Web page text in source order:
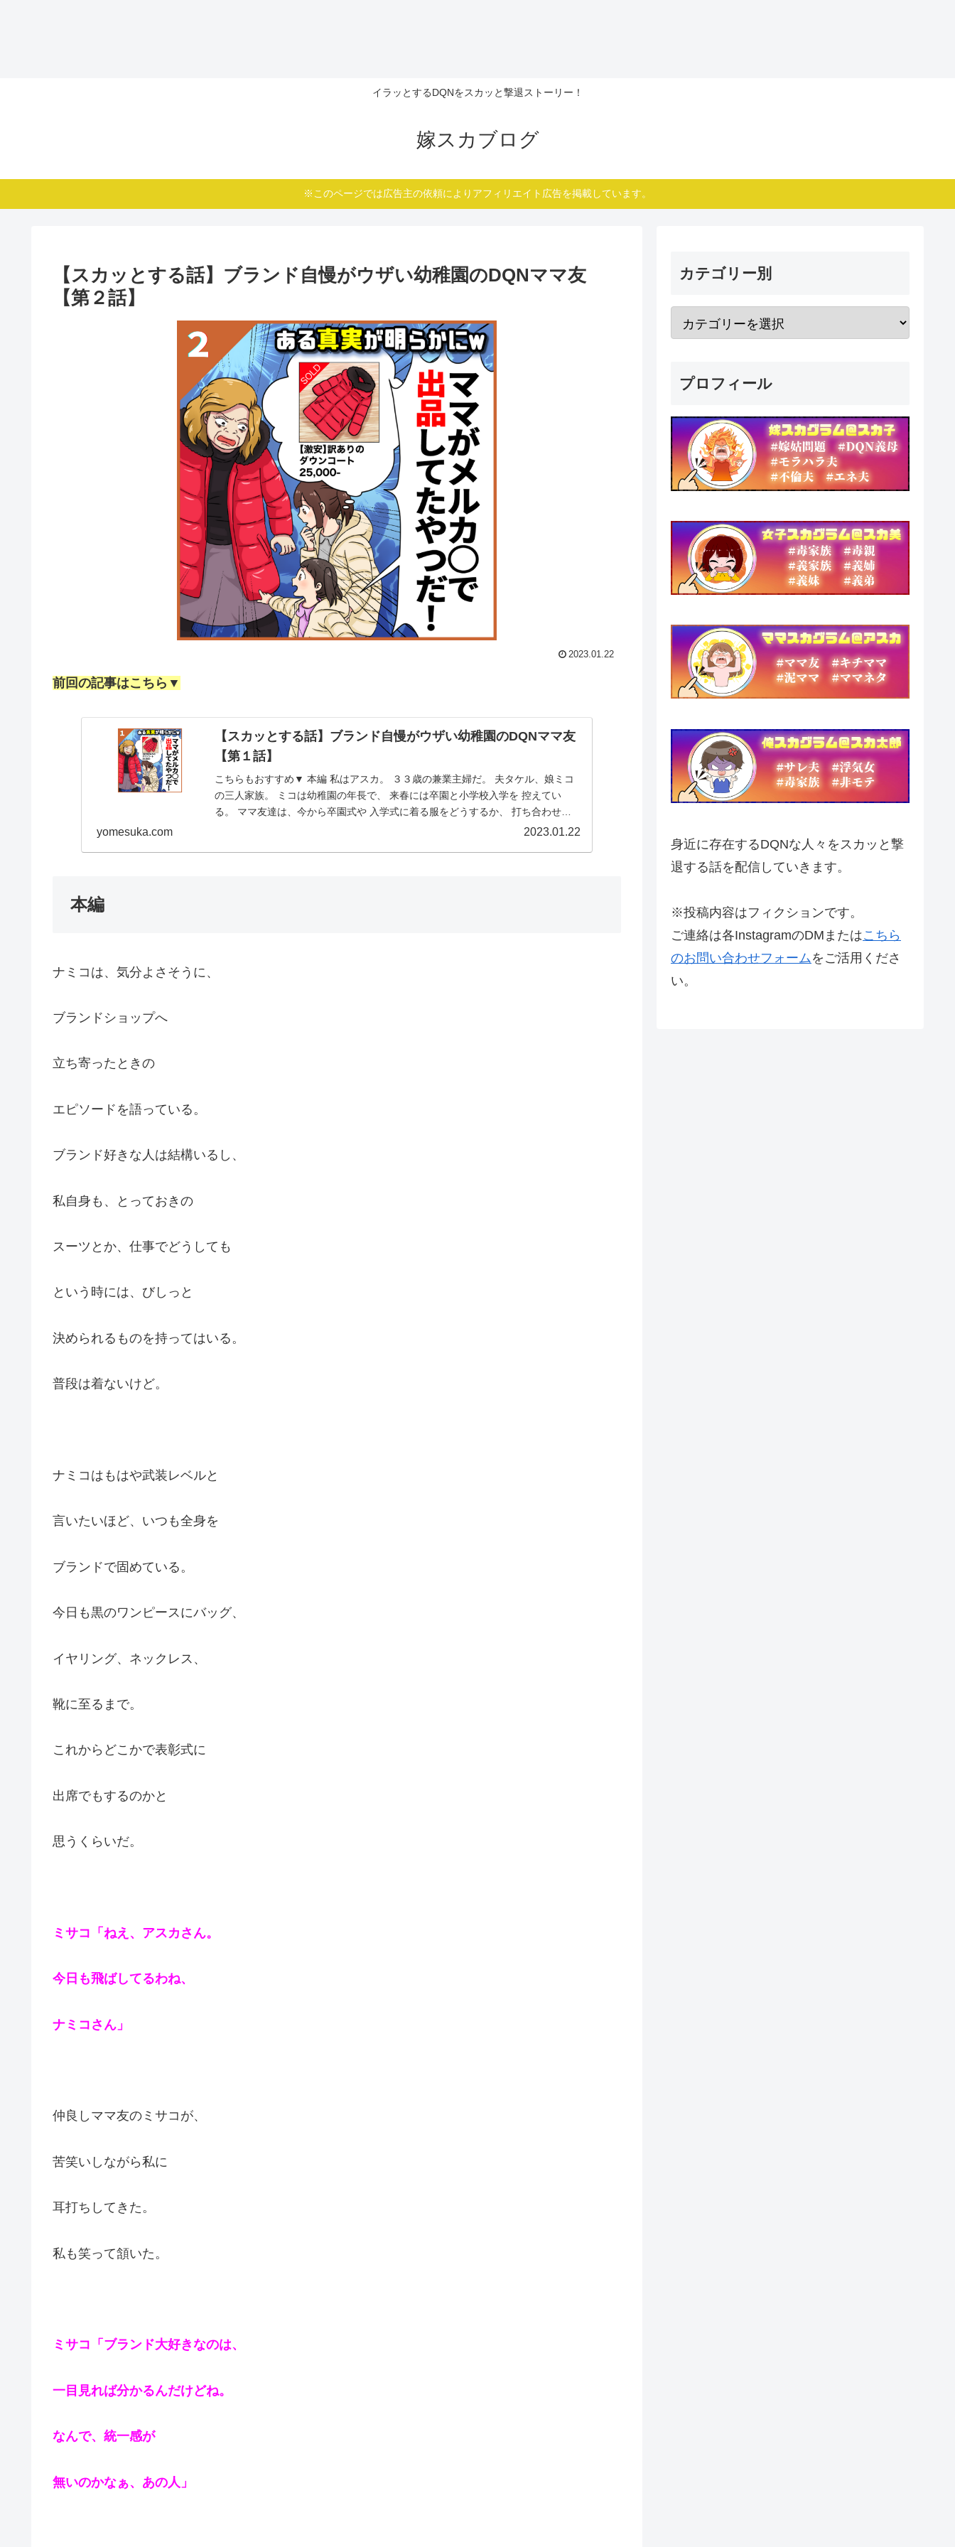
イラッとするDQNをスカッと撃退ストーリー！
嫁スカブログ
※このページでは広告主の依頼によりアフィリエイト広告を掲載しています。
【スカッとする話】ブランド自慢がウザい幼稚園のDQNママ友
【第２話】
2023.01.22
前回の記事はこちら▼
【スカッとする話】ブランド自慢がウザい幼稚園のDQNママ友
【第１話】
こちらもおすすめ▼ 本編 私はアスカ。 ３３歳の兼業主婦だ。 夫タケル、娘ミコ
の三人家族。 ミコは幼稚園の年長で、 来春には卒園と小学校入学を 控えてい
る。 ママ友達は、今から卒園式や 入学式に着る服をどうするか、 打ち合わせに
yomesuka.com 2023.01.22
本編
ナミコは、気分よさそうに、
ブランドショップへ
立ち寄ったときの
エピソードを語っている。
ブランド好きな人は結構いるし、
私自身も、とっておきの
スーツとか、仕事でどうしても
という時には、びしっと
決められるものを持ってはいる。
普段は着ないけど。
ナミコはもはや武装レベルと
言いたいほど、いつも全身を
ブランドで固めている。
今日も黒のワンピースにバッグ、
イヤリング、ネックレス、
靴に至るまで。
これからどこかで表彰式に
出席でもするのかと
思うくらいだ。
ミサコ「ねえ、アスカさん。
今日も飛ばしてるわね、
ナミコさん」
仲良しママ友のミサコが、
苦笑いしながら私に
耳打ちしてきた。
私も笑って頷いた。
ミサコ「ブランド大好きなのは、
一目見れば分かるんだけどね。
なんで、統一感が
無いのかなぁ、あの人」
カテゴリー別
プロフィール
身近に存在するDQNな人々をスカッと撃
退する話を配信していきます。
※投稿内容はフィクションです。
ご連絡は各InstagramのDMまたはこちら
のお問い合わせフォーム をご活用くださ
い。